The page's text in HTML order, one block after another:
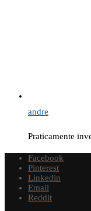
andre
Praticamente
Facebook
Pinterest
Linkedin
Email
Reddit